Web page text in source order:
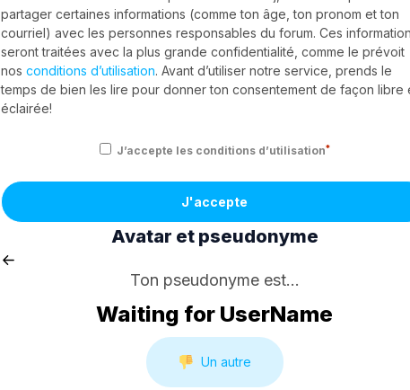
partager certaines informations (comme ton âge, ton pronom et ton
courriel) avec les personnes responsables du forum. Ces
seront traitées avec la plus grande confidentialité, comme le prévoit
nosconditions d’utilisation. Avant d’utiliser notre service, prends le
temps de bien les lire pour donner ton consentement de façon libre
éclairée!
J’accepte les conditions d’utilisation*
J'accepte
Avatar et pseudonyme
Ton pseudonyme est...
Waiting for UserName
Un autre